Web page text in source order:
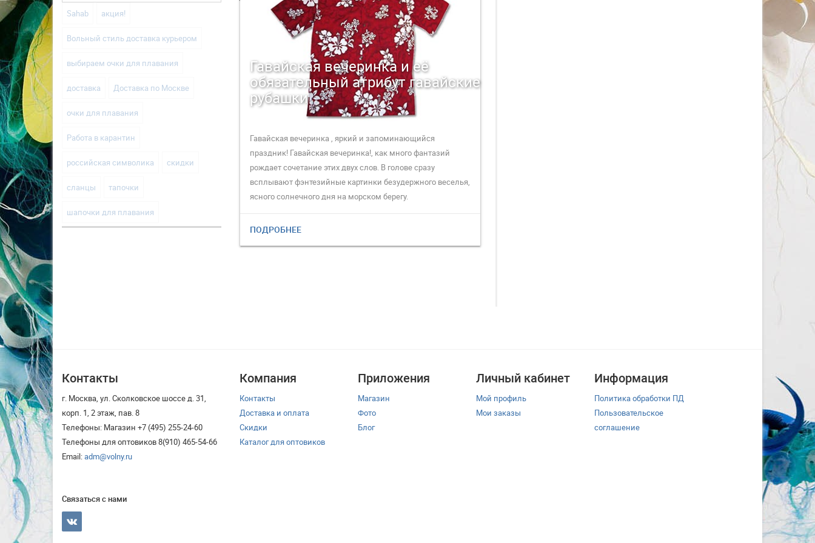
Sahab акция!
Вольный стиль доставка курьером
выбираем очки для плавания
доставка Доставка по Москве
очки для плавания
Работа в карантин
российская символика скидки
сланцы тапочки
шапочки для плавания
Гавайская вечеринка и её
обязательный атрибут гавайские
рубашки
Гавайская вечеринка , яркий и запоминающийся
праздник! Гавайская вечеринка!, как много фантазий
рождает сочетание этих двух слов. В голове сразу
всплывают фэнтезийные картинки безудержного веселья,
ясного солнечного дня на морском берегу.
ПОДРОБНЕЕ
Контакты
г. Москва, ул. Сколковское шоссе д. 31,
корп. 1, 2 этаж, пав. 8
Телефоны: Магазин +7 (495) 255-24-60
Телефоны для оптовиков 8(910) 465-54-66
Email:adm@volny.ru
Связаться с нами
Компания
Контакты
Доставка и оплата
Скидки
Каталог для оптовиков
Приложения
Магазин
Фото
Блог
Личный кабинет
Мой профиль
Мои заказы
Информация
Политика обработки ПД
Пользовательское
соглашение